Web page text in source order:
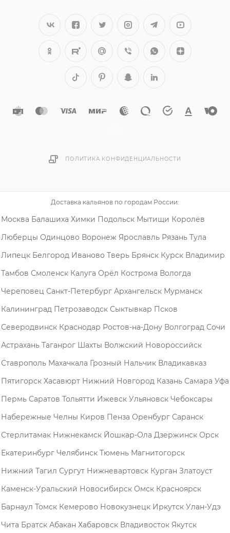
ПОЛИТИКА КОНФИДЕНЦИАЛЬНОСТИ
Доставка кальянов по городам России:
Москва Балашиха Химки Подольск Мытищи Королёв
Люберцы Одинцово Воронеж Ярославль Рязань Тула
Липецк Белгород Иваново Тверь Брянск Курск Владимир
Тамбов Смоленск Калуга Орёл Кострома Вологда
Череповец Санкт-Петербург Архангельск Мурманск
Калининград Петрозаводск Сыктывкар Псков
Северодвинск Краснодар Ростов-на-Дону Волгоград Сочи
Астрахань Таганрог Шахты Волжский Новороссийск
Ставрополь Махачкала Грозный Нальчик Владикавказ
Пятигорск Хасавюрт Нижний Новгород Казань Самара Уфа
Пермь Саратов Тольятти Ижевск Ульяновск Чебоксары
Набережные Челны Киров Пенза Оренбург Саранск
Стерлитамак Нижнекамск Йошкар-Ола Дзержинск Орск
Екатеринбург Челябинск Тюмень Магнитогорск
Нижний Тагил Сургут Нижневартовск Курган Златоуст
Каменск-Уральский Новосибирск Омск Красноярск
Барнаул Томск Кемерово Новокузнецк Иркутск Улан-Удэ
Чита Братск Абакан Хабаровск Владивосток Якутск